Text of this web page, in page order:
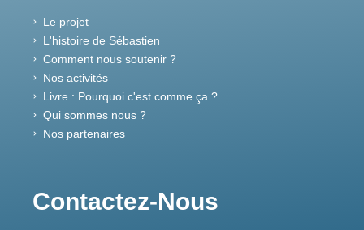
Le projet
L'histoire de Sébastien
Comment nous soutenir ?
Nos activités
Livre : Pourquoi c'est comme ça ?
Qui sommes nous ?
Nos partenaires
Contactez-Nous